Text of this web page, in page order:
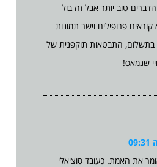
טוב יותר אבל זה בול
פרופילים וישר תמונות
בתשלום, התבטאות תוקפנית של
שנמאס!
את האמת. כעובד סוציאלי